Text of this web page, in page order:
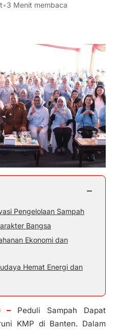
•3 Menit membaca
−
Pengelolaan Sampah
Bangsa
Ekonomi dan
Hemat Energi dan
–Peduli Sampah Dapat
KMP di Banten. Dalam